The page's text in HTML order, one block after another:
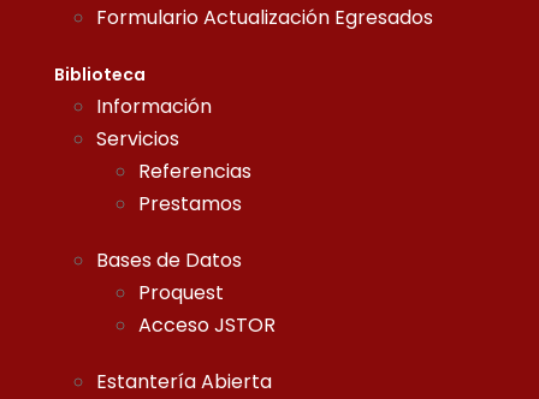
Formulario Actualización Egresados
Biblioteca
Información
Servicios
Referencias
Prestamos
Bases de Datos
Proquest
Acceso JSTOR
Estantería Abierta